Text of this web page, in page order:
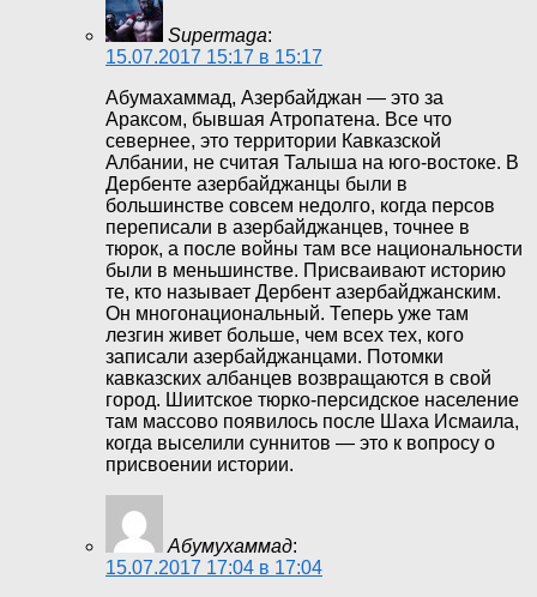
Supermaga:
15.07.2017 15:17 в 15:17
Абумахаммад, Азербайджан — это за
Араксом, бывшая Атропатена. Все что
севернее, это территории Кавказской
Албании, не считая Талыша на юго-востоке. В
Дербенте азербайджанцы были в
большинстве совсем недолго, когда персов
переписали в азербайджанцев, точнее в
тюрок, а после войны там все национальности
были в меньшинстве. Присваивают историю
те, кто называет Дербент азербайджанским.
Он многонациональный. Теперь уже там
лезгин живет больше, чем всех тех, кого
записали азербайджанцами. Потомки
кавказских албанцев возвращаются в свой
город. Шиитское тюрко-персидское население
там массово появилось после Шаха Исмаила,
когда выселили суннитов — это к вопросу о
присвоении истории.
Абумухаммад:
15.07.2017 17:04 в 17:04